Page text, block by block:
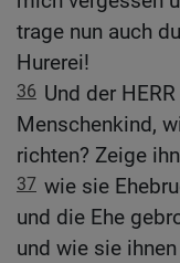
trage nun auch
Hurerei!
36 Und der
Menschenkind,
richten? Zeige
37 wie sie
und die Ehe
und wie sie